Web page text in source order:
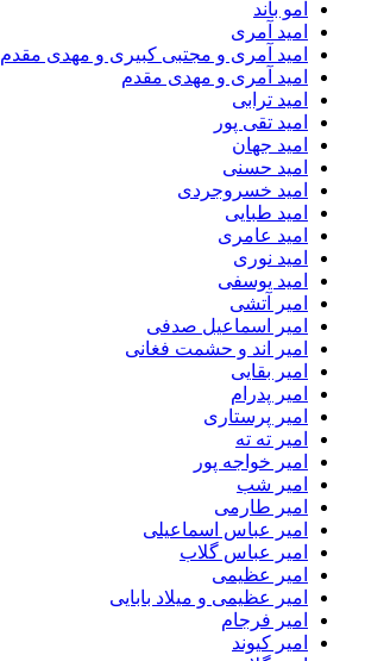
امو باند
امید آمری
امید آمری و مجتبی کبیری و مهدى مقدم
امید آمری و مهدی مقدم
امید ترابی
امید تقی پور
امید جهان
امید حسنی
امید خسروجردی
امید طبایی
امید عامری
امید نوری
امید یوسفی
امیر آتشی
امیر اسماعیل صدفی
امیر اند و حشمت فغانی
امیر بقایی
امیر پدرام
امیر پرستاری
امیر ته ته
امیر خواجه پور
امیر شب
امیر طارمی
امیر عباس اسماعیلی
امیر عباس گلاب
امیر عظیمی
امیر عظیمی و میلاد بابایی
امیر فرجام
امیر کیوند